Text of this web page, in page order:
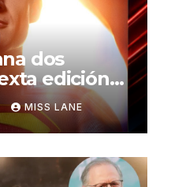
dos
edición
Super
MISS LANE